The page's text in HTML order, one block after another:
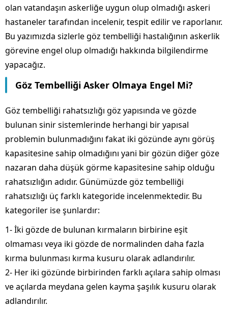
olan vatandaşın askerliğe uygun olup olmadığı askeri
hastaneler tarafından incelenir, tespit edilir ve raporlanır.
Bu yazımızda sizlerle göz tembelliği hastalığının askerlik
görevine engel olup olmadığı hakkında bilgilendirme
yapacağız.
Göz Tembelliği Asker Olmaya Engel Mi?
Göz tembelliği rahatsızlığı göz yapısında ve gözde
bulunan sinir sistemlerinde herhangi bir yapısal
problemin bulunmadığını fakat iki gözünde aynı görüş
kapasitesine sahip olmadığını yani bir gözün diğer göze
nazaran daha düşük görme kapasitesine sahip olduğu
rahatsızlığın adıdır. Günümüzde göz tembelliği
rahatsızlığı üç farklı kategoride incelenmektedir. Bu
kategoriler ise şunlardır:
1- İki gözde de bulunan kırmaların birbirine eşit
olmaması veya iki gözde de normalinden daha fazla
kırma bulunması kırma kusuru olarak adlandırılır.
2- Her iki gözünde birbirinden farklı açılara sahip olması
ve açılarda meydana gelen kayma şaşılık kusuru olarak
adlandırılır.